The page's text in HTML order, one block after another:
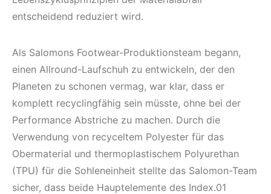
entscheidend reduziert wird.
Als Salomons Footwear-Produktionsteam begann,
einen Allround-Laufschuh zu entwickeln, der den
Planeten zu schonen vermag, war klar, dass er
komplett recyclingfähig sein müsste, ohne bei der
Performance Abstriche zu machen. Durch die
Verwendung von recyceltem Polyester für das
Obermaterial und thermoplastischem Polyurethan
(TPU) für die Sohleneinheit stellte das Salomon-Team
sicher, dass beide Hauptelemente des Index.01